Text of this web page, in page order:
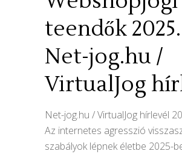
teendők
Net-jog.hu /
VirtualJog
Net-jog.hu / VirtualJog hírlevél
Az internetes agresszió
szabályok lépnek életbe 2025-